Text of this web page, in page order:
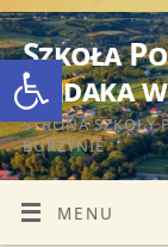
Otwórz
Szkoła
Sajdaka
STRONA SZKOŁY
BURZYNIE
MENU